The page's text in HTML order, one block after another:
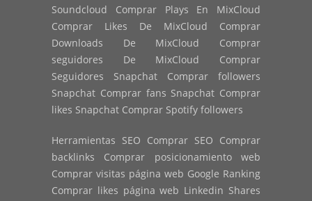
Soundcloud Comprar Plays En MixCloud
Comprar Likes De MixCloud Comprar
Downloads De MixCloud Comprar
seguidores De MixCloud Comprar
Seguidores Snapchat Comprar followers
Snapchat Comprar fans Snapchat Comprar
likes Snapchat Comprar Spotify followers
Herramientas SEO Comprar SEO Comprar
backlinks Comprar posicionamiento web
Comprar visitas página web Google Ranking
Comprar likes página web Linkedin Shares